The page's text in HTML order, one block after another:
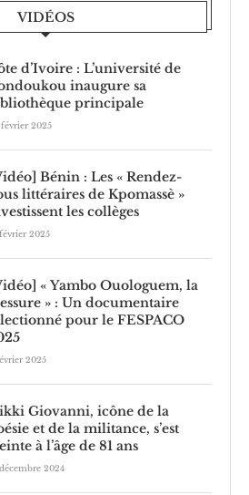
VIDÉOS
d’Ivoire : L’université de
inaugure sa
principale
2025
Bénin : Les « Rendez-
littéraires de Kpomassè »
les collèges
2025
« Yambo Ouologuem, la
» : Un documentaire
pour le FESPACO
2025
Giovanni, icône de la
et de la militance, s’est
à l’âge de 81 ans
2024